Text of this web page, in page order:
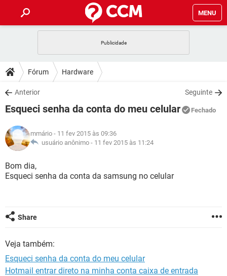
MENU
CELULAR
OUTLOOK
INSTAGRAM GMAIL
GUIA DE COMPRAS
DICAS
JOGOS
INSTAGRAM
GUIA DE COMPRAS
DOWNLOADS
JOGOS WHATSAPP
CELULAR
OUTLOOK EXCEL
INSTAGRAM
GUIA DE COMPRAS
FÓRUM
JOGOS
CELULAR
OUTLOOK
GLOSSÁRIO
JOGOS
CELULAR FACEBOOK
INSTAGRAM
Fórum Hardware
Anterior Seguinte
Esqueci senha da conta do meu celular Fechado
mmário - 11 fev 2015 às 09:36
usuário anônimo - 11 fev 2015 às 11:24
Bom dia,
Esqueci senha da conta da samsung no celular
Share
Veja também:
Esqueci senha da conta do meu celular
Hotmail entrar direto na minha conta caixa de entrada